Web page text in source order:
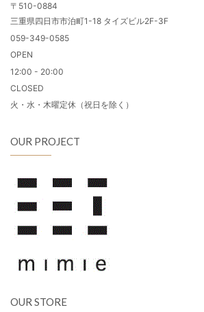
〒510-0884
三重県四日市市泊町1-18 タイズビル2F-3F
059-349-0585
OPEN
12:00 - 20:00
CLOSED
火・水・木曜定休（祝日を除く）
OUR PROJECT
OUR STORE